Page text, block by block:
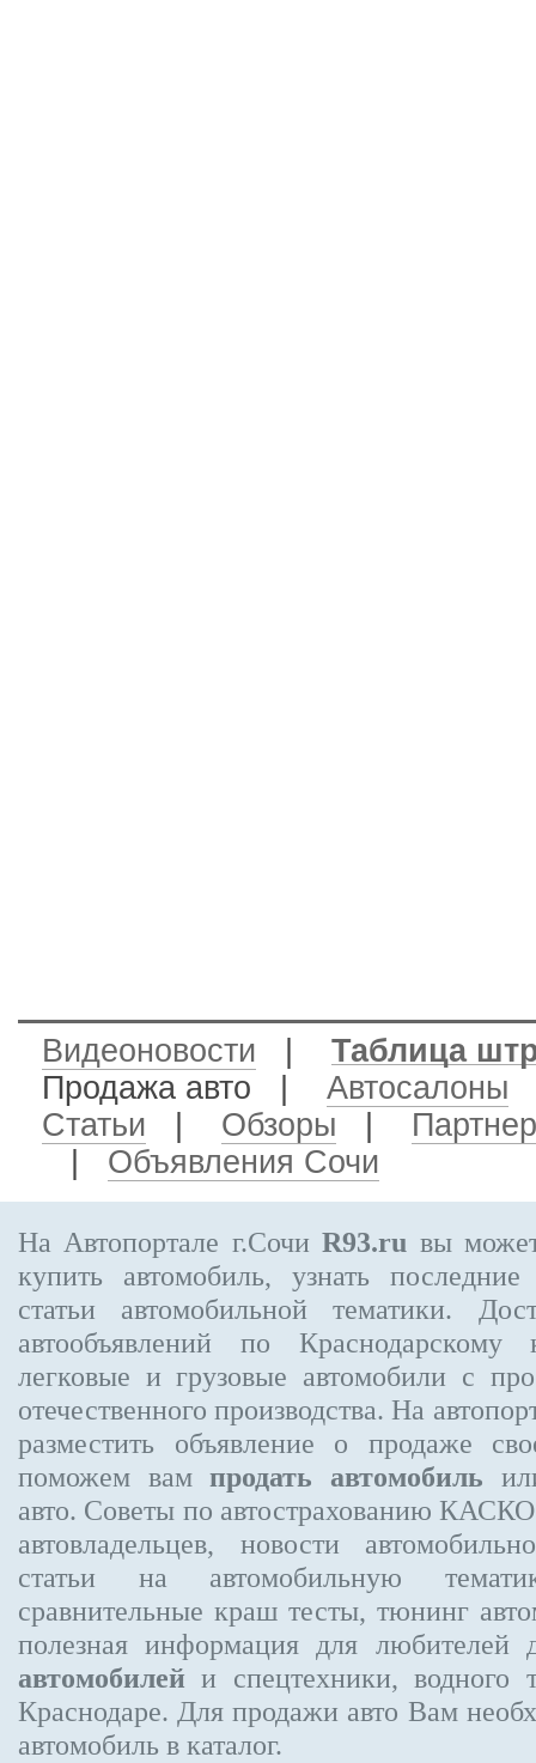
Видеоновости
Таблица
Продажа авто
Автосалоны
Статьи
Обзоры
Объявления Сочи
На Автопортале г.СочиR93.ru вы
купить автомобиль, узнать
статьи автомобильной тематики.
автообъявлений по
легковые и грузовые автомобили с
отечественного производства. На
разместить объявление о продаже
поможем вампродать автомобиль
авто. Советы по автострахованию
автовладельцев, новости
статьи на автомобильную
сравнительные краш тесты, тюнинг
полезная информация для любителей
автомобилей и спецтехники, водного
Краснодаре. Для продажи авто Вам
автомобиль в каталог.